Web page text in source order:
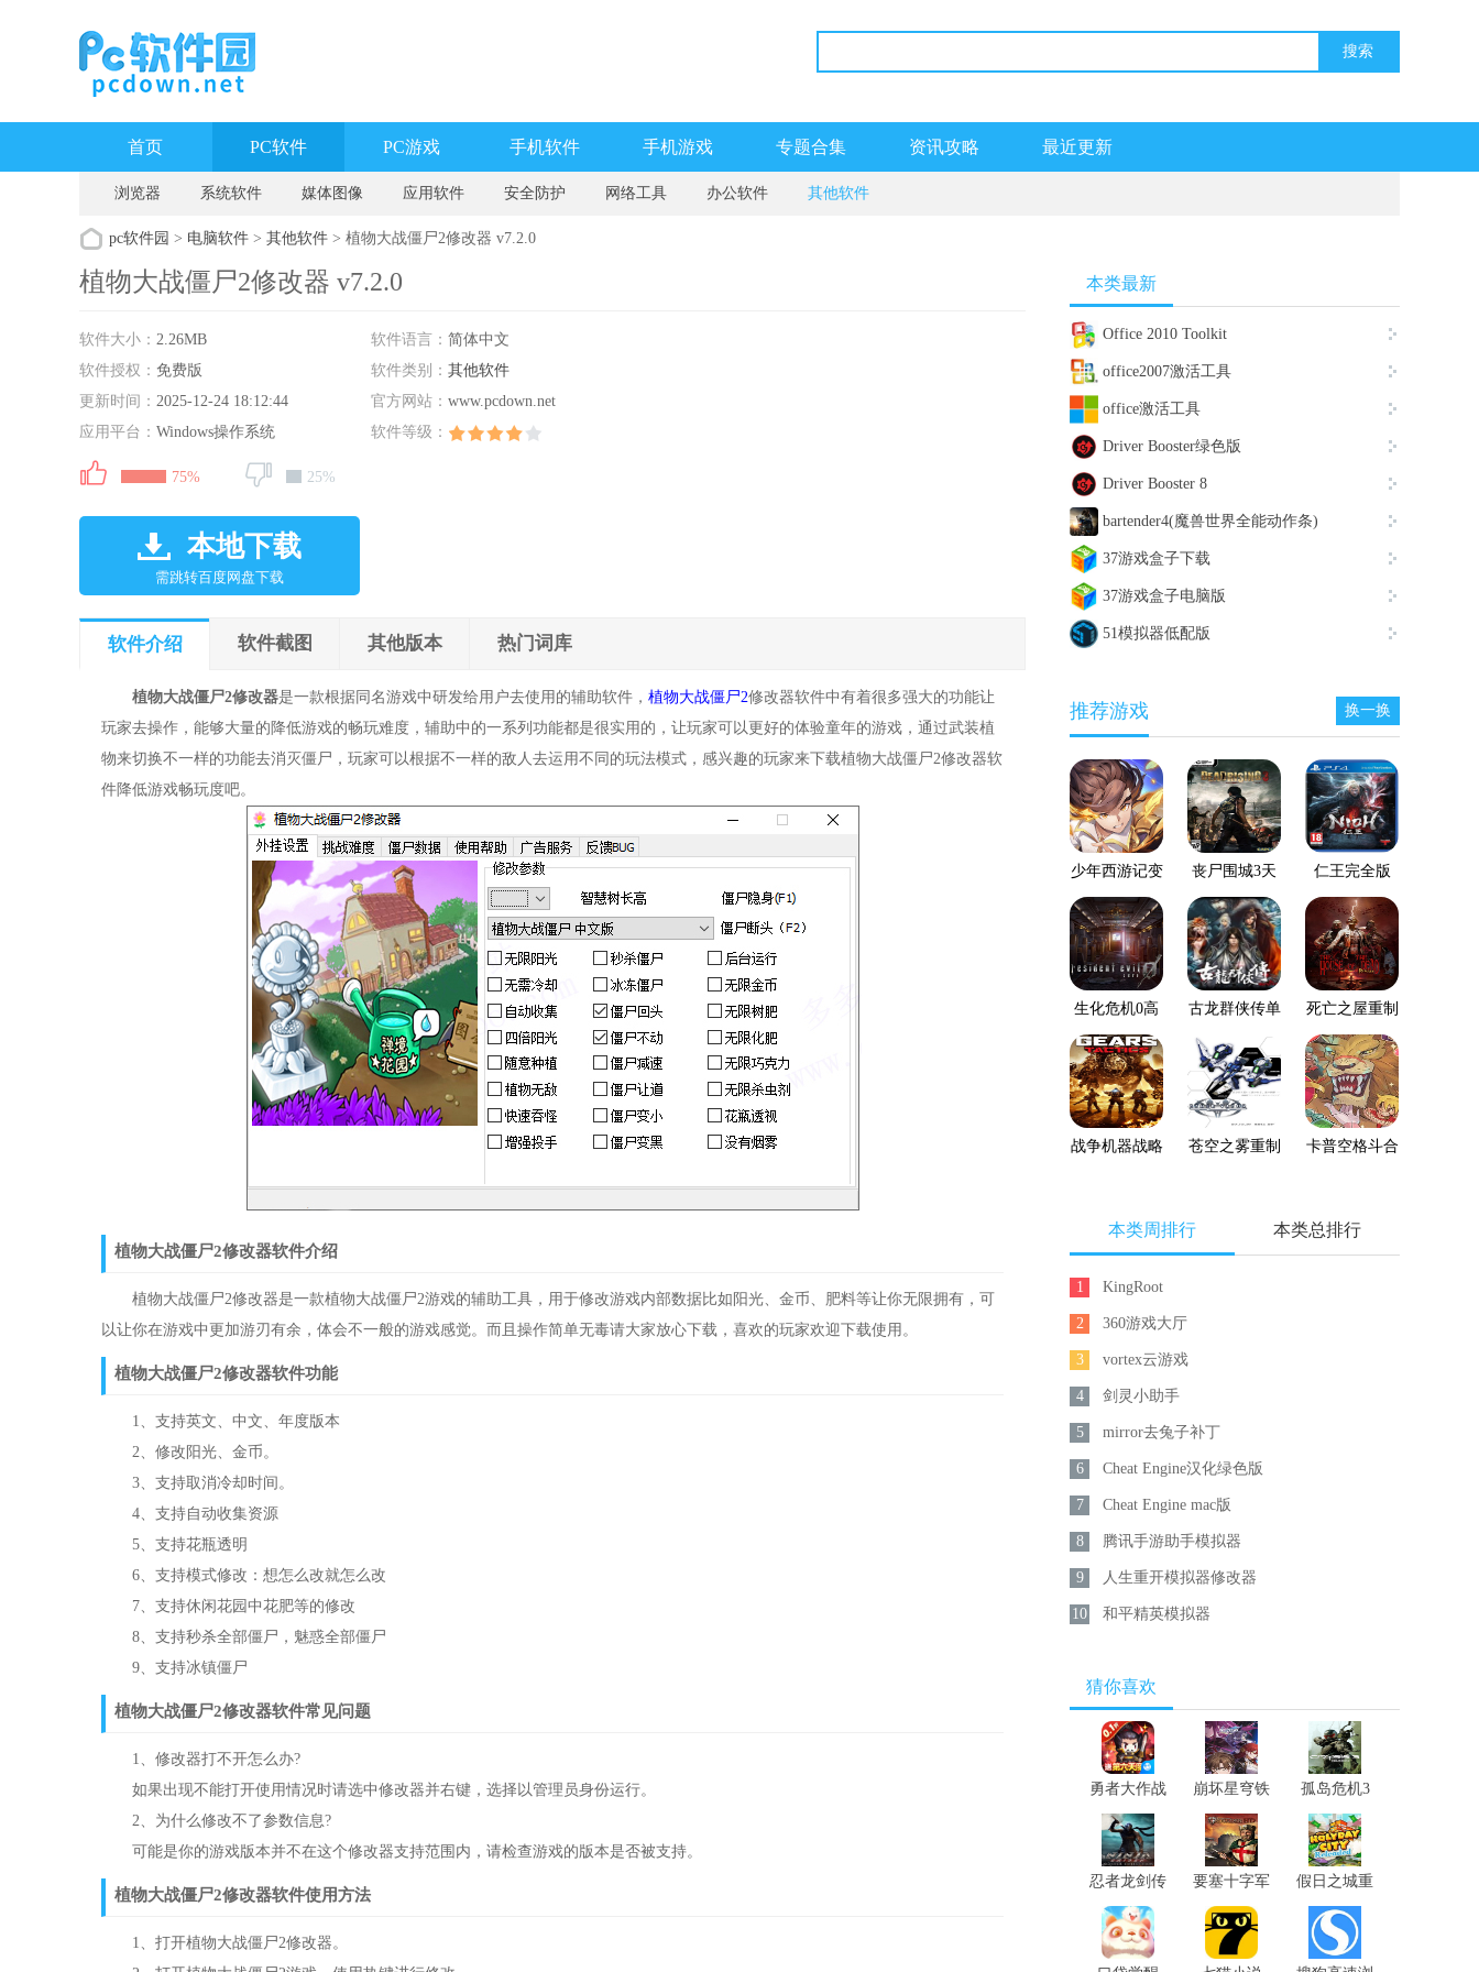
首页 PC软件 PC游戏 手机软件 手机游戏 专题合集 资讯攻略 最近更新
浏览器 系统软件 媒体图像 应用软件 安全防护 网络工具 办公软件 其他软件
pc软件园 > 电脑软件 > 其他软件 > 植物大战僵尸2修改器 v7.2.0
植物大战僵尸2修改器 v7.2.0
软件大小： 2.26MB 软件语言： 简体中文
软件授权： 免费版 软件类别： 其他软件
更新时间： 2025-12-24 18:12:44 官方网站： www.pcdown.net
应用平台： Windows操作系统 软件等级：
75% 25%
本地下载
需跳转百度网盘下载
软件介绍 软件截图 其他版本 热门词库
植物大战僵尸2修改器是一款根据同名游戏中研发给用户去使用的辅助软件， 植物大战僵尸2修改器软件中有着很多强大的功能让
玩家去操作，能够大量的降低游戏的畅玩难度，辅助中的一系列功能都是很实用的，让玩家可以更好的体验童年的游戏，通过武装植
物来切换不一样的功能去消灭僵尸，玩家可以根据不一样的敌人去运用不同的玩法模式，感兴趣的玩家来下载植物大战僵尸2修改器软
件降低游戏畅玩度吧。
植物大战僵尸2修改器软件介绍
植物大战僵尸2修改器是一款植物大战僵尸2游戏的辅助工具，用于修改游戏内部数据比如阳光、金币、肥料等让你无限拥有，可
以让你在游戏中更加游刃有余，体会不一般的游戏感觉。而且操作简单无毒请大家放心下载，喜欢的玩家欢迎下载使用。
植物大战僵尸2修改器软件功能
1、支持英文、中文、年度版本
2、修改阳光、金币。
3、支持取消冷却时间。
4、支持自动收集资源
5、支持花瓶透明
6、支持模式修改：想怎么改就怎么改
7、支持休闲花园中花肥等的修改
8、支持秒杀全部僵尸，魅惑全部僵尸
9、支持冰镇僵尸
植物大战僵尸2修改器软件常见问题
1、修改器打不开怎么办?
如果出现不能打开使用情况时请选中修改器并右键，选择以管理员身份运行。
2、为什么修改不了参数信息?
可能是你的游戏版本并不在这个修改器支持范围内，请检查游戏的版本是否被支持。
植物大战僵尸2修改器软件使用方法
1、打开植物大战僵尸2修改器。
本类最新
Office 2010 Toolkit
office2007激活工具
office激活工具
Driver Booster绿色版
Driver Booster 8
bartender4(魔兽世界全能动作条)
37游戏盒子下载
37游戏盒子电脑版
51模拟器低配版
推荐游戏 换一换
少年西游记变
态服
丧尸围城3天
启版
仁王完全版
生化危机0高
清重制版
古龙群侠传单
机版下载
死亡之屋重制
版
战争机器战略
苍空之雾重制
卡普空格斗合
本类周排行 本类总排行
1 KingRoot
2 360游戏大厅
3 vortex云游戏
4 剑灵小助手
5 mirror去兔子补丁
6 Cheat Engine汉化绿色版
7 Cheat Engine mac版
8 腾讯手游助手模拟器
9 人生重开模拟器修改器
10 和平精英模拟器
猜你喜欢
勇者大作战
崩坏星穹铁
孤岛危机3
忍者龙剑传
要塞十字军
假日之城重